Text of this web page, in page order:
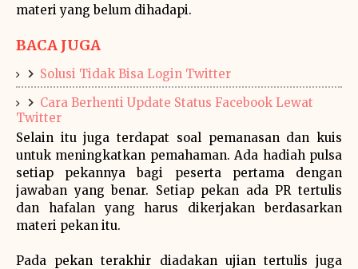
materi yang belum dihadapi.
BACA JUGA
Solusi Tidak Bisa Login Twitter
Cara Berhenti Update Status Facebook Lewat
Twitter
Selain itu juga terdapat soal pemanasan dan kuis
untuk meningkatkan pemahaman. Ada hadiah pulsa
setiap pekannya bagi peserta pertama dengan
jawaban yang benar. Setiap pekan ada PR tertulis
dan hafalan yang harus dikerjakan berdasarkan
materi pekan itu.
Pada pekan terakhir diadakan ujian tertulis juga